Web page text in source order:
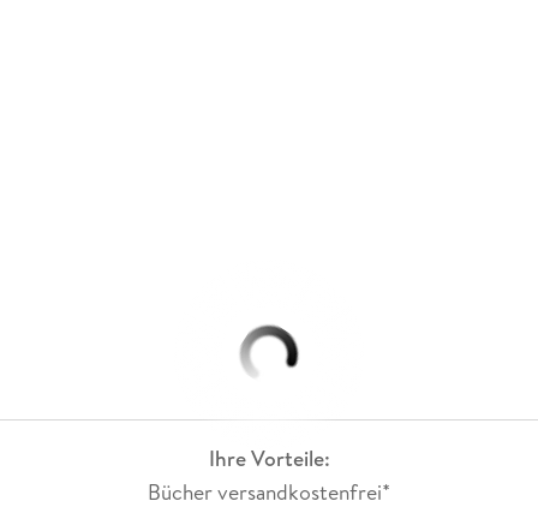
Ihre Vorteile:
Bücher versandkostenfrei*